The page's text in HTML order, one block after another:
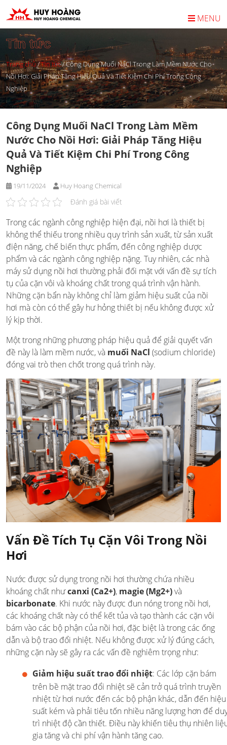
Skip
to
content
MENU
Tin tức
Trang chủ/Tin tức/Công Dụng Muối NaCl Trong Làm Mềm Nước Cho
Nồi Hơi: Giải Pháp Tăng Hiệu Quả Và Tiết Kiệm Chi Phí Trong Công
Nghiệp
Công Dụng Muối NaCl Trong Làm Mềm
Nước Cho Nồi Hơi: Giải Pháp Tăng Hiệu
Quả Và Tiết Kiệm Chi Phí Trong Công
Nghiệp
19/11/2024 Huy Hoang Chemical
Đánh giá bài viết
Trong các ngành công nghiệp hiện đại, nồi hơi là thiết bị
không thể thiếu trong nhiều quy trình sản xuất, từ sản xuất
điện năng, chế biến thực phẩm, đến công nghiệp dược
phẩm và các ngành công nghiệp nặng. Tuy nhiên, các nhà
máy sử dụng nồi hơi thường phải đối mặt với vấn đề sự tích
tụ của cặn vôi và khoáng chất trong quá trình vận hành.
Những cặn bẩn này không chỉ làm giảm hiệu suất của nồi
hơi mà còn có thể gây hư hỏng thiết bị nếu không được xử
lý kịp thời.
Một trong những phương pháp hiệu quả để giải quyết vấn
đề này là làm mềm nước, và muối NaCl (sodium chloride)
đóng vai trò then chốt trong quá trình này.
Vấn Đề Tích Tụ Cặn Vôi Trong Nồi
Hơi
Nước được sử dụng trong nồi hơi thường chứa nhiều
khoáng chất nhưcanxi (Ca2+), magie (Mg2+)và
bicarbonate. Khi nước này được đun nóng trong nồi hơi,
các khoáng chất này có thể kết tủa và tạo thành các cặn vôi
bám vào các bộ phận của nồi hơi, đặc biệt là trong các ống
dẫn và bộ trao đổi nhiệt. Nếu không được xử lý đúng cách,
những cặn này sẽ gây ra các vấn đề nghiêm trọng như:
Giảm hiệu suất trao đổi nhiệt: Các lớp cặn bám
trên bề mặt trao đổi nhiệt sẽ cản trở quá trình truyền
nhiệt từ hơi nước đến các bộ phận khác, dẫn đến hiệu
suất kém và phải tiêu tốn nhiều năng lượng hơn để
trì nhiệt độ cần thiết. Điều này khiến tiêu thụ nhiên
gia tăng và chi phí vận hành tăng cao.